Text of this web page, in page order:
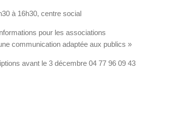
à 16h30, centre social
pour les associations
communication adaptée aux publics »
avant le 3 décembre 04 77 96 09 43